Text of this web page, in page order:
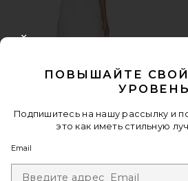
ПОВЫШАЙТЕ
УРОВЕНЬ
Подпишитесь на нашу рассылку и
это как иметь стильную
Email